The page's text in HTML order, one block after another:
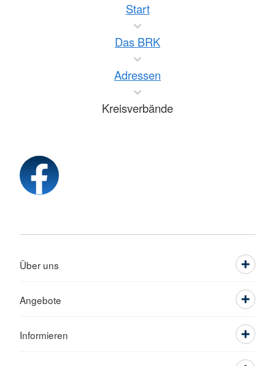
Start
Das BRK
Adressen
Kreisverbände
Über uns
Angebote
Informieren